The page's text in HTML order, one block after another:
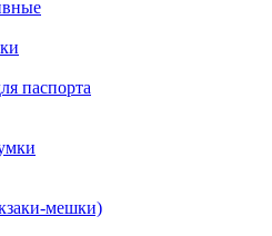
паспорта
мешки)